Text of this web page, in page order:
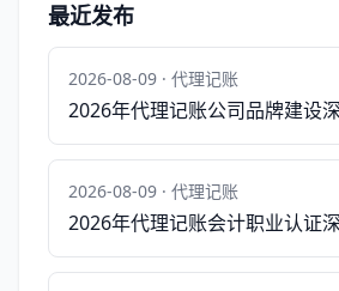
最近发布
2026-08-09 · 代理记账
2026年代理记账公司品牌建设
2026-08-09 · 代理记账
2026年代理记账会计职业认证